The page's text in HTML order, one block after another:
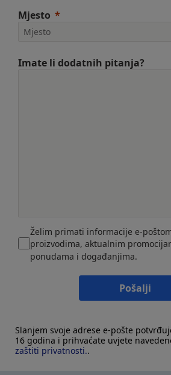
Mjesto
Imate li dodatnih pitanja?
Želim primati informacije e-
proizvodima, aktualnim
ponudama i događanjima.
Pošalji
Slanjem svoje adrese e-pošte
16 godina i prihvaćate uvjete
zaštiti privatnosti..